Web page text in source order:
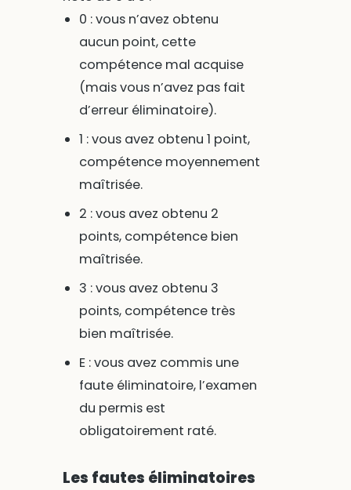
0 : vous n’avez obtenu
aucun point, cette
compétence mal acquise
(mais vous n’avez pas fait
d’erreur éliminatoire).
1 : vous avez obtenu 1 point,
compétence moyennement
maîtrisée.
2 : vous avez obtenu 2
points, compétence bien
maîtrisée.
3 : vous avez obtenu 3
points, compétence très
bien maîtrisée.
E : vous avez commis une
faute éliminatoire, l’examen
du permis est
obligatoirement raté.
Les fautes éliminatoires